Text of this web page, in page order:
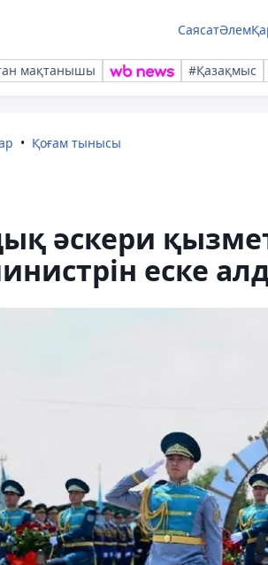
СаясатӘлем
мақтанышы #Қазақмыс
Қоғам тынысы
әскери
еске